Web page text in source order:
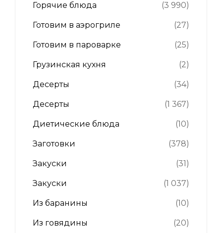
Горячие блюда (3 990)
Готовим в аэрогриле (27)
Готовим в пароварке (25)
Грузинская кухня (2)
Десерты (34)
Десерты (1 367)
Диетические блюда (10)
Заготовки (378)
Закуски (31)
Закуски (1 037)
Из баранины (10)
Из говядины (20)